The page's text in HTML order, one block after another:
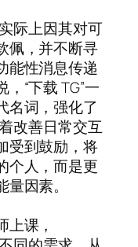
际上因其对可
佩，并不断寻
能性消息传递
“下载 TG”一
名词，强化了
改善日常交互
受到鼓励，将
个人，而是更
因素。
课，